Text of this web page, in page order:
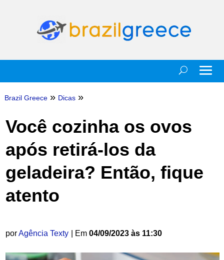
Brazil Greece » Dicas »
Você cozinha os ovos
após retirá-los da
geladeira? Então, fique
atento
porAgência Texty | Em 04/09/2023 às 11:30